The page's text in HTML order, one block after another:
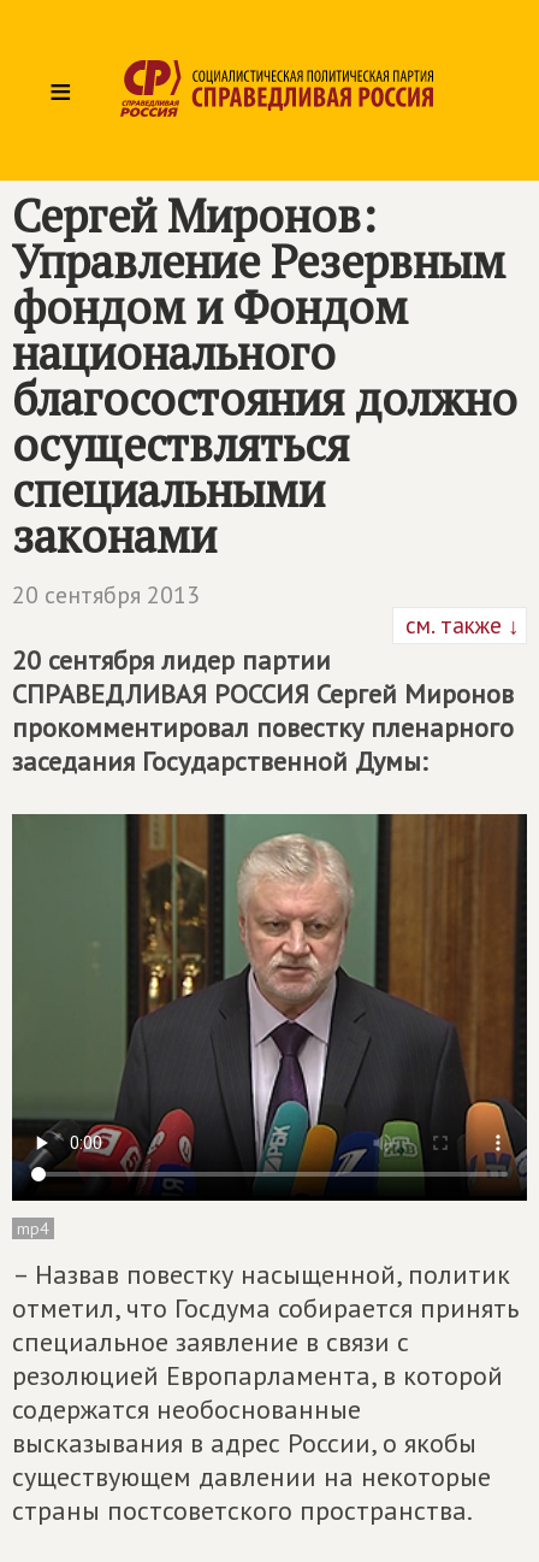
≡
Сергей Миронов:
Управление Резервным
фондом и Фондом
национального
благосостояния должно
осуществляться
специальными
законами
20 сентября 2013
см. также ↓
20 сентября лидер партии
СПРАВЕДЛИВАЯ РОССИЯ Сергей Миронов
прокомментировал повестку пленарного
заседания Государственной Думы:
mp4
– Назвав повестку насыщенной, политик
отметил, что Госдума собирается принять
специальное заявление в связи с
резолюцией Европарламента, в которой
содержатся необоснованные
высказывания в адрес России, о якобы
существующем давлении на некоторые
страны постсоветского пространства.